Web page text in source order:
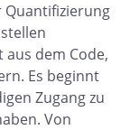
Quantifizierung
dem Code,
Es beginnt
Zugang zu
Von